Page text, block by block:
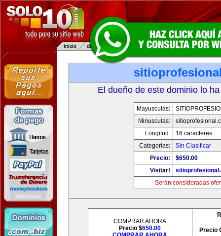
El dueño de este dominio lo
Mayusculas:
Minusculas:
Longitud:
16 caracteres
Categorias:
Sin Clasificar
Precio:
$650.00
Visitar!
Serán consideradas
COMPRAR AHORA
Precio $650.00
Precio